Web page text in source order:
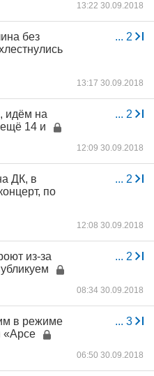
13:22 30.09.2018
... 2
без
13:17 30.09.2018
... 2
идём на
14 и
12:09 30.09.2018
... 2
ДК, в
по
12:08 30.09.2018
... 2
из-за
08:34 30.09.2018
... 3
в режиме
«Арсе
06:50 30.09.2018